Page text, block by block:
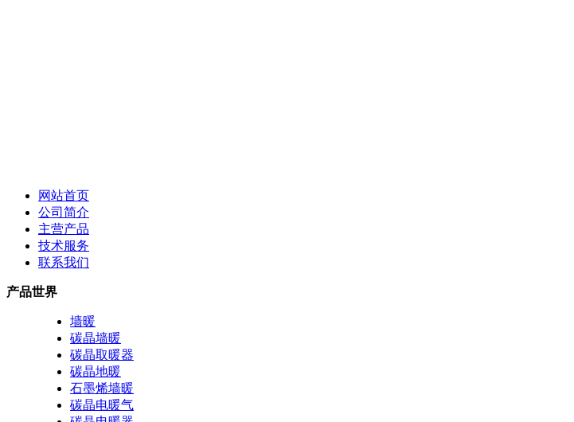
网站首页
公司简介
主营产品
技术服务
联系我们
产品世界
墙暖
碳晶墙暖
碳晶取暖器
碳晶地暖
石墨烯墙暖
碳晶电暖气